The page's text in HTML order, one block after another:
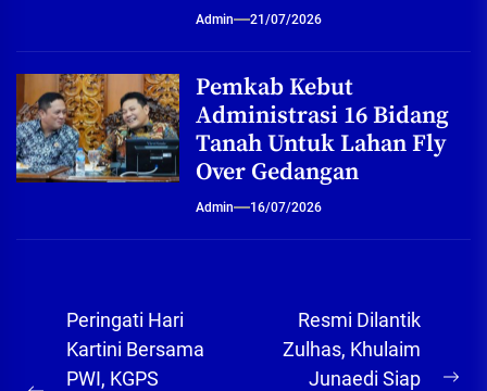
Admin 21/07/2026
Pemkab Kebut
Administrasi 16 Bidang
Tanah Untuk Lahan Fly
Over Gedangan
Admin 16/07/2026
Navigasi
pos
Peringati Hari
Kartini Bersama
PWI, KGPS
Resmi Dilantik
Zulhas, Khulaim
Junaedi Siap